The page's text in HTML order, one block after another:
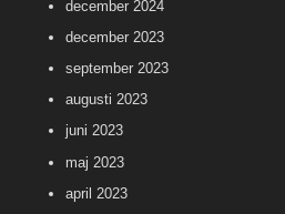
december 2024
december 2023
september 2023
augusti 2023
juni 2023
maj 2023
april 2023